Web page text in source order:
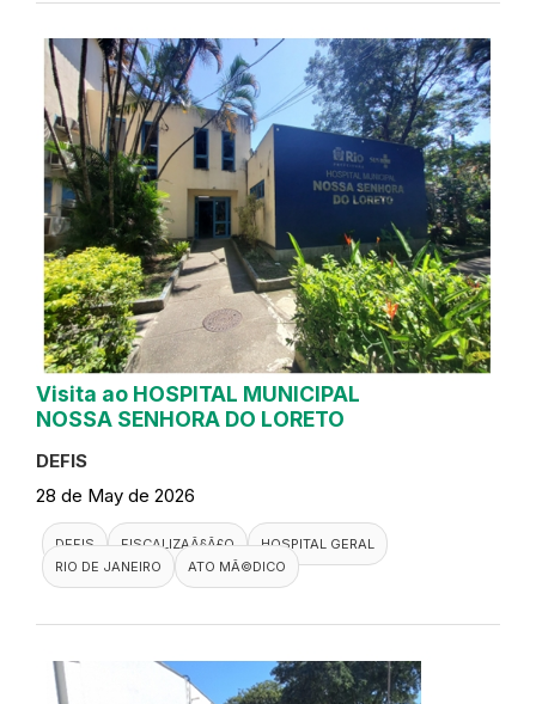
Visita ao HOSPITAL MUNICIPAL
NOSSA SENHORA DO LORETO
DEFIS
28 de May de 2026
DEFIS FISCALIZAÃ§Ã£O
HOSPITAL GERAL
RIO DE JANEIRO
ATO MÃ©DICO